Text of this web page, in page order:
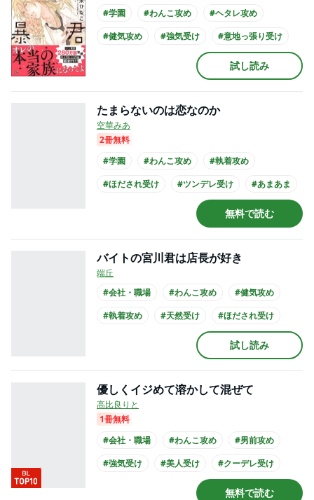
#学園
#わんこ攻め
#ヘタレ攻め
#健気攻め
#強気受け
#意地っ張り受け
#せつない
#複数カップリング
試し読み
たまらないのは恋なのか
空華みあ
2冊無料
#学園
#わんこ攻め
#執着攻め
#ほだされ受け
#ツンデレ受け
#あまあま
#不良受け
無料で読む
バイトの宮川君は店長が好き
端丘
#会社・職場
#わんこ攻め
#健気攻め
#執着攻め
#天然受け
#ほだされ受け
#せつない
#上司・部下
試し読み
優しくイジめて溶かして混ぜて
高比良りと
1冊無料
#会社・職場
#わんこ攻め
#男前攻め
#強気受け
#美人受け
#クーデレ受け
#せつない
#エロ度MAX!!
無料で読む